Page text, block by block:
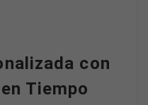
con
Tiempo